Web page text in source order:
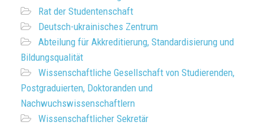
Rat der Studentenschaft
Deutsch-ukrainisches Zentrum
Abteilung für Akkreditierung, Standardisierung und
Bildungsqualität
Wissenschaftliche Gesellschaft von Studierenden,
Postgraduierten, Doktoranden und
Nachwuchswissenschaftlern
Wissenschaftlicher Sekretär